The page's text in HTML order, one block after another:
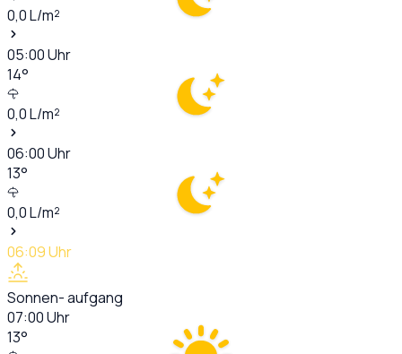
0,0L/m²
05:00Uhr
14°
0,0L/m²
06:00Uhr
13°
0,0L/m²
06:09Uhr
Sonnen- aufgang
07:00Uhr
13°